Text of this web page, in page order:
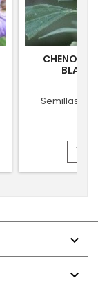
Semillas de


